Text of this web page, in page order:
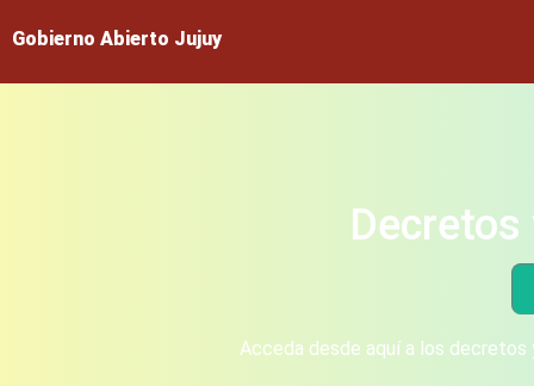
Gobierno Abierto Jujuy
Acceda desde aquí a los